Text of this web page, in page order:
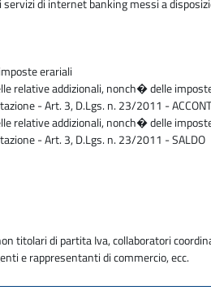
di internet banking messi a
erariali
relative addizionali, nonch� delle
- Art. 3, D.Lgs. n. 23/2011 -
relative addizionali, nonch� delle
- Art. 3, D.Lgs. n. 23/2011 - SALDO
titolari di partita Iva, collaboratori
e rappresentanti di commercio, ecc.